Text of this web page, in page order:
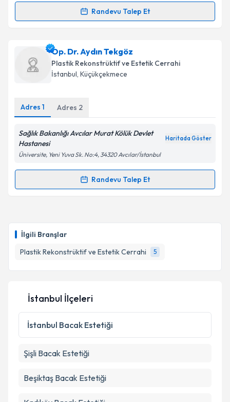
İlgili Branşlar
Plastik Rekonstrüktif ve Estetik Cerrahi
5
Metni'ni okudum ve kişisel verilerimin belirtilen
kapsamda işlenmesini kabul ediyorum.
Takvim Talebini Gönder
Randevu Talep Et
Randevu Takvimi Talebi
Dr. Öğr. Üyesi Yunus Doğaniçin randevu takvimi
talebi oluşturun. Size bu uzmandan randevu almanız
için bir takvim hazırlandığında e-posta ile
bilgilendireceğiz.
Kişisel verilerimin işlenmesine ilişkin
kapsamda işlenmesini kabul ediyorum.
Op. Dr. Aydın Tekgöz
Plastik Rekonstrüktif ve Estetik Cerrahi
İstanbul, Küçükçekmece
Adres 1 Adres 2
Sağlık Bakanlığı Avcılar Murat Kölük Devlet
Hastanesi
Haritada Göster
Üniversite, Yeni Yuva Sk. No:4, 34320 Avcılar/İstanbul
Randevu Talep Et
Randevu Takvimi Talebi
takvim hazırlandığında e-posta ile bilgilendireceğiz.
Kişisel verilerimin işlenmesine ilişkinAydınlatma
Metni
'ni okudum ve kişisel verilerimin belirtilen
kapsamda işlenmesini kabul ediyorum.
İstanbul İlçeleri
İstanbul Bacak Estetiği
Şişli Bacak Estetiği
Beşiktaş Bacak Estetiği